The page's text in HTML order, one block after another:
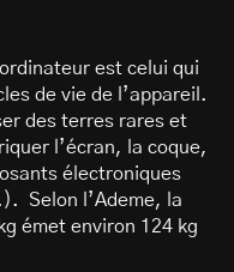
est celui qui
de vie de l’appareil.
des terres rares et
l’écran, la coque,
électroniques
Selon l’Ademe, la
émet environ 124 kg